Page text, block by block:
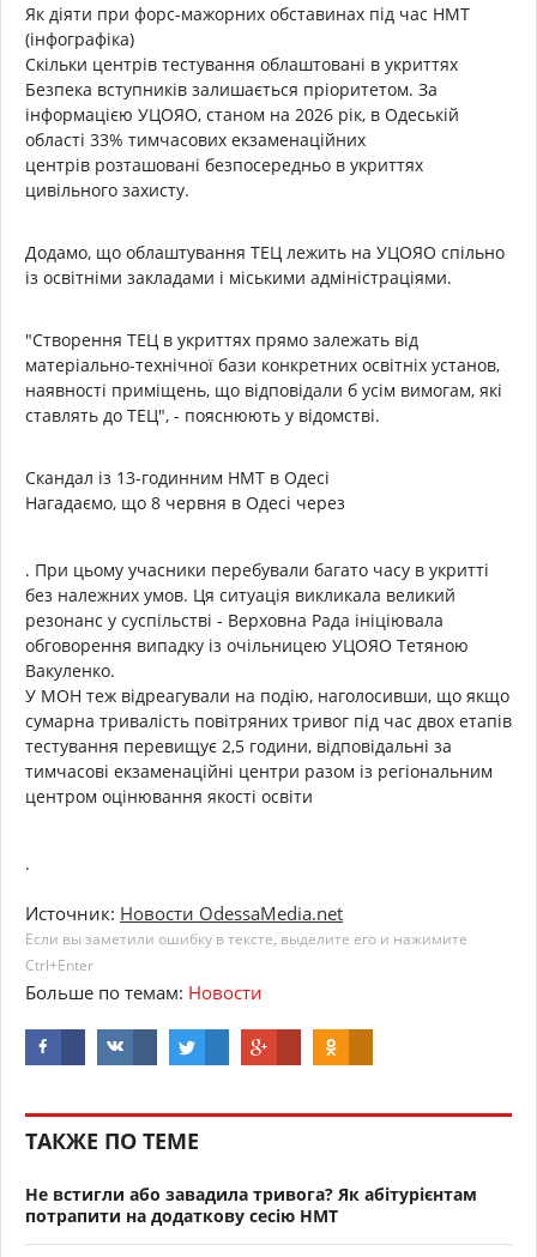
Як діяти при форс-мажорних обставинах під час НМТ
(інфографіка)
Скільки центрів тестування облаштовані в укриттях
Безпека вступників залишається пріоритетом. За
інформацією УЦОЯО, станом на 2026 рік, в Одеській
області 33% тимчасових екзаменаційних
центрів розташовані безпосередньо в укриттях
цивільного захисту.
Додамо, що облаштування ТЕЦ лежить на УЦОЯО спільно
із освітніми закладами і міськими адміністраціями.
"Створення ТЕЦ в укриттях прямо залежать від
матеріально-технічної бази конкретних освітніх установ,
наявності приміщень, що відповідали б усім вимогам, які
ставлять до ТЕЦ", - пояснюють у відомстві.
Скандал із 13-годинним НМТ в Одесі
Нагадаємо, що 8 червня в Одесі через
. При цьому учасники перебували багато часу в укритті
без належних умов. Ця ситуація викликала великий
резонанс у суспільстві - Верховна Рада ініціювала
обговорення випадку із очільницею УЦОЯО Тетяною
Вакуленко.
У МОН теж відреагували на подію, наголосивши, що якщо
сумарна тривалість повітряних тривог під час двох етапів
тестування перевищує 2,5 години, відповідальні за
тимчасові екзаменаційні центри разом із регіональним
центром оцінювання якості освіти
.
Источник: Новости OdessaMedia.net
Если вы заметили ошибку в тексте, выделите его и нажимите
Ctrl+Enter
Больше по темам: Новости
ТАКЖЕ ПО ТЕМЕ
Не встигли або завадила тривога? Як абітурієнтам
потрапити на додаткову сесію НМТ